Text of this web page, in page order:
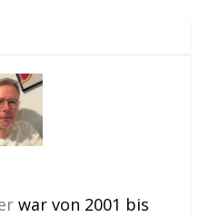
war von 2001 bis